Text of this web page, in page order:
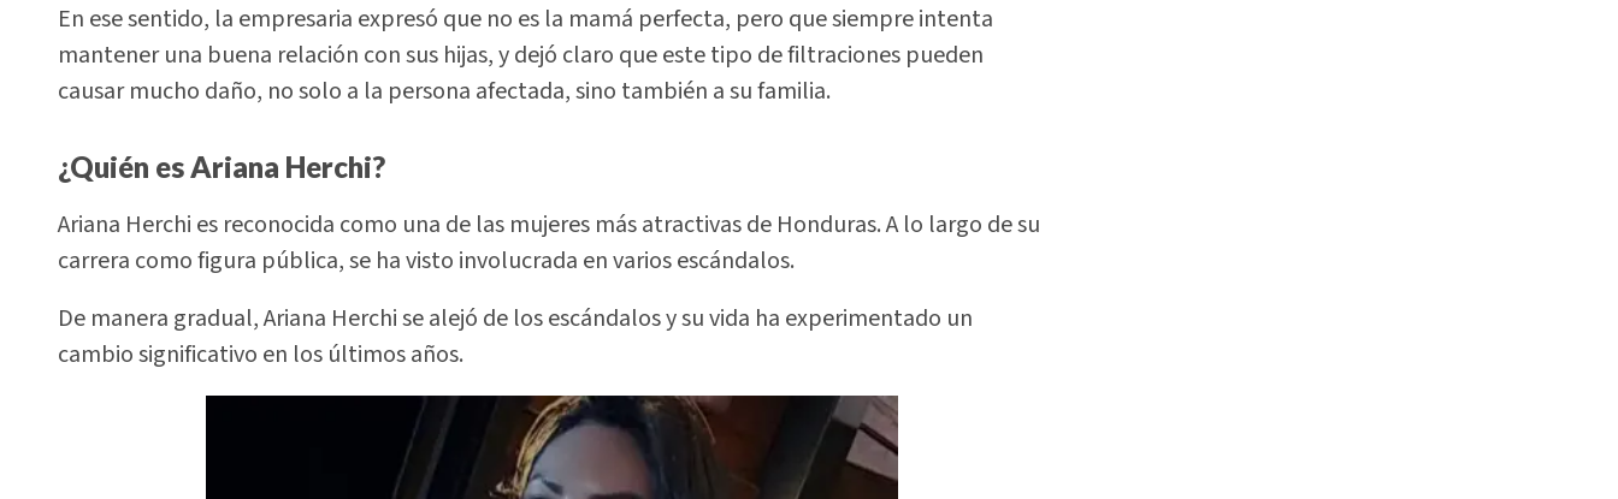
En ese sentido, la empresaria expresó que no es la mamá perfecta, pero que siempre intenta
mantener una buena relación con sus hijas, y dejó claro que este tipo de filtraciones pueden
causar mucho daño, no solo a la persona afectada, sino también a su familia.
¿Quién es Ariana Herchi?
Ariana Herchi es reconocida como una de las mujeres más atractivas de Honduras. A lo largo de su
carrera como figura pública, se ha visto involucrada en varios escándalos.
De manera gradual, Ariana Herchi se alejó de los escándalos y su vida ha experimentado un
cambio significativo en los últimos años.